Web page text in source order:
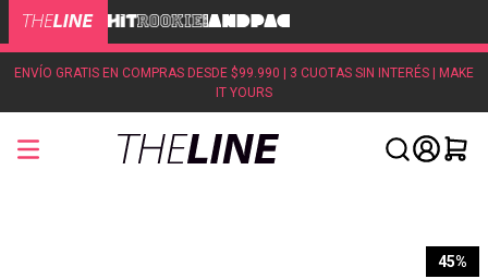
ENVÍO GRATIS EN COMPRAS DESDE $99.990 | 3 CUOTAS SIN INTERÉS | MAKE
IT YOURS
45%